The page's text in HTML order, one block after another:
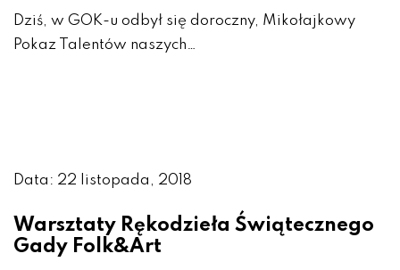
Dziś, w GOK-u odbył się doroczny, Mikołajkowy
Pokaz Talentów naszych…
Data: 22 listopada, 2018
Warsztaty Rękodzieła Świątecznego
Gady Folk&Art